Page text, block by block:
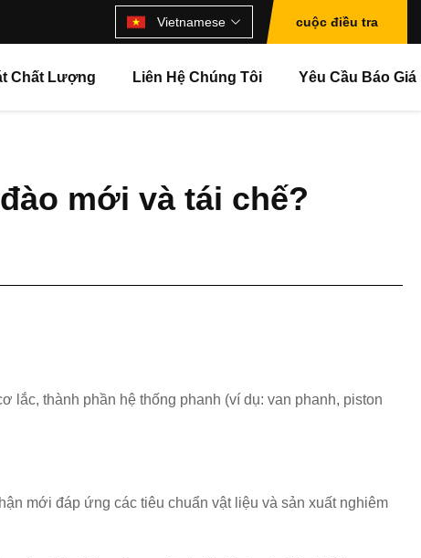
Vietnamese cuộc điều tra
Chất Lượng Liên Hệ Chúng Tôi Yêu Cầu Báo Giá
mới và tái chế?
lắc, thành phần hệ thống phanh (ví dụ: van phanh, piston
mới đáp ứng các tiêu chuẩn vật liệu và sản xuất nghiêm